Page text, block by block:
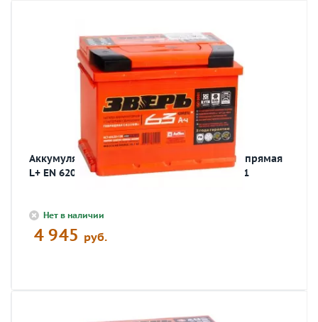
Аккумулятор автомобильный ЗВЕРЬ 63 Ач прямая
L+ EN 620A 242x175x190 6СТ-63 LЗУ 6СТ-63.1
Нет в наличии
4 945 руб.